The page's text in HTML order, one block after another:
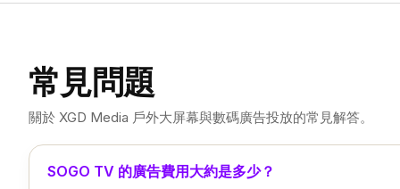
常見問題
關於 XGD Media 戶外大屏幕與數碼廣告投放的常見解答。
SOGO TV 的廣告費用大約是多少？